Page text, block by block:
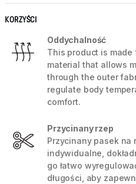
KORZYŚCI
Oddychalność
This product is
material that allows
through the outer
regulate body
comfort.
Przycinany rzep
Przycinany pasek na
indywidualne,
go łatwo
długości, aby